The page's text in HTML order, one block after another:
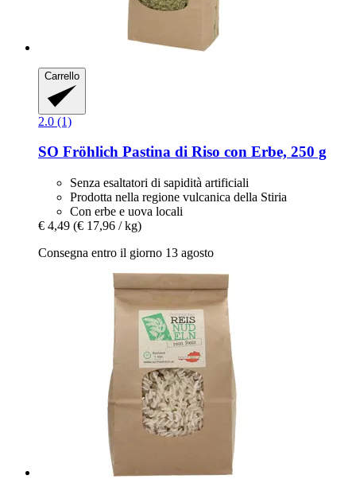
Carrello
2.0 (1)
SO Fröhlich Pastina di Riso con Erbe, 250 g
Senza esaltatori di sapidità artificiali
Prodotta nella regione vulcanica della Stiria
Con erbe e uova locali
€ 4,49 (€ 17,96 / kg)
Consegna entro il giorno 13 agosto